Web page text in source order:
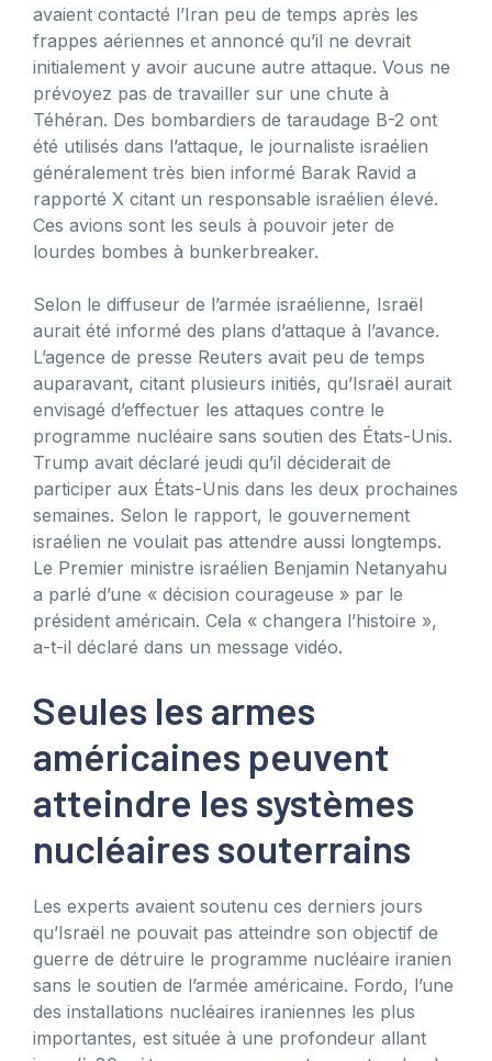
avaient contacté l’Iran peu de temps après les
frappes aériennes et annoncé qu’il ne devrait
initialement y avoir aucune autre attaque. Vous ne
prévoyez pas de travailler sur une chute à
Téhéran. Des bombardiers de taraudage B-2 ont
été utilisés dans l’attaque, le journaliste israélien
généralement très bien informé Barak Ravid a
rapporté X citant un responsable israélien élevé.
Ces avions sont les seuls à pouvoir jeter de
lourdes bombes à bunkerbreaker.
Selon le diffuseur de l’armée israélienne, Israël
aurait été informé des plans d’attaque à l’avance.
L’agence de presse Reuters avait peu de temps
auparavant, citant plusieurs initiés, qu’Israël aurait
envisagé d’effectuer les attaques contre le
programme nucléaire sans soutien des États-Unis.
Trump avait déclaré jeudi qu’il déciderait de
participer aux États-Unis dans les deux prochaines
semaines. Selon le rapport, le gouvernement
israélien ne voulait pas attendre aussi longtemps.
Le Premier ministre israélien Benjamin Netanyahu
a parlé d’une « décision courageuse » par le
président américain. Cela « changera l’histoire »,
a-t-il déclaré dans un message vidéo.
Seules les armes
américaines peuvent
atteindre les systèmes
nucléaires souterrains
Les experts avaient soutenu ces derniers jours
qu’Israël ne pouvait pas atteindre son objectif de
guerre de détruire le programme nucléaire iranien
sans le soutien de l’armée américaine. Fordo, l’une
des installations nucléaires iraniennes les plus
importantes, est située à une profondeur allant